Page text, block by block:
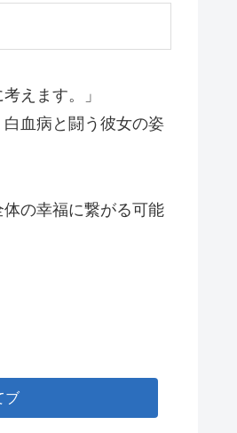
えます。」
血病と闘う彼女の姿
の幸福に繋がる可能
ブ